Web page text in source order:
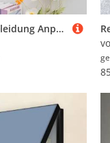
Stromkasten Verkleidung Anpassbarer Doppellagiger Sicherungskastenvorhang mit Klettverschluss, Weiche Abdeckung für Stromzählerkästen, Kunst zur Abdeckung(Style A,45x45cm(17 3/4x17 3/4"))